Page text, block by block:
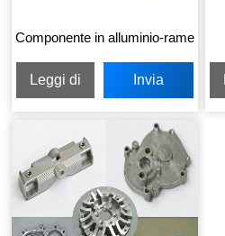
Componente in alluminio-rame
Leggi di
più
Invia
richiesta